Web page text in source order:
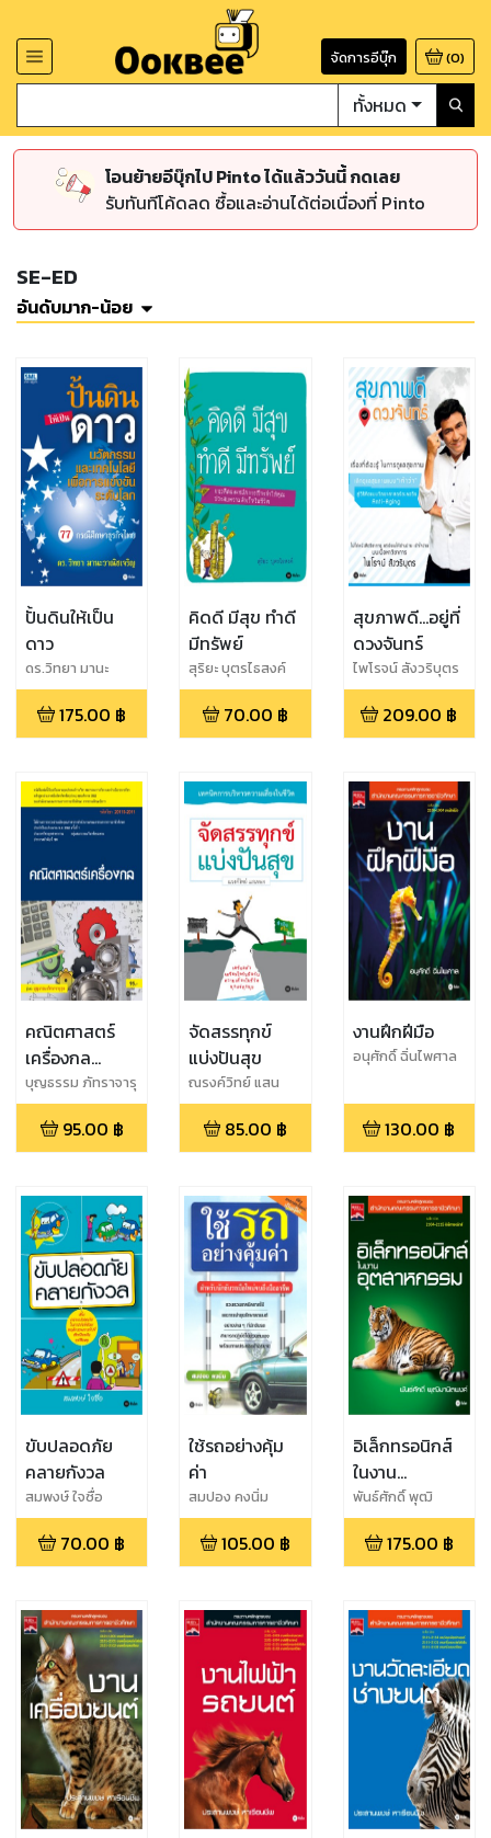
จัดการอีบุ๊ก (0)
ทั้งหมด
โอนย้ายอีบุ๊กไป Pinto ได้แล้ววันนี้ กดเลย
รับทันทีโค้ดลด ซื้อและอ่านได้ต่อเนื่องที่ Pinto
SE-ED
อันดับมาก-น้อย
ปั้นดินให้เป็น
ดาว
ดร.วิทยา มานะ
วาณิชเจริญ
175.00 ฿
คิดดี มีสุข ทำดี
มีทรัพย์
สุริยะ บุตรไธสงค์
70.00 ฿
สุขภาพดี...อยู่ที่
ดวงจันทร์
ไพโรจน์ สังวริบุตร
209.00 ฿
คณิตศาสตร์
เครื่องกล
(สอศ.) (รหัส
วิชา 20110-
2011) มี
บุญธรรม ภัทราจารุ
กุล
95.00 ฿
จัดสรรทุกข์
แบ่งปันสุข
ณรงค์วิทย์ แสน
ทอง
85.00 ฿
งานฝึกฝีมือ
อนุศักดิ์ ฉิ่นไพศาล
130.00 ฿
ขับปลอดภัย
คลายกังวล
สมพงษ์ ใจซื่อ
70.00 ฿
ใช้รถอย่างคุ้ม
ค่า
สมปอง คงนิ่ม
105.00 ฿
อิเล็กทรอนิกส์
ในงาน
อุตสาหกรรม
พันธ์ศักดิ์ พุฒิ
มานิตพงศ์
175.00 ฿